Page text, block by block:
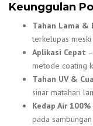
Keunggulan
Tahan Lama &
terkelupas
Aplikasi Cepat
metode coating
Tahan UV &
sinar matahari
Kedap Air 100%
pada